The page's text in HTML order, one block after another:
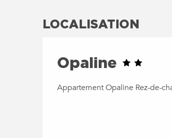
LOCALISATION
Opaline
Appartement Opaline Rez-de-